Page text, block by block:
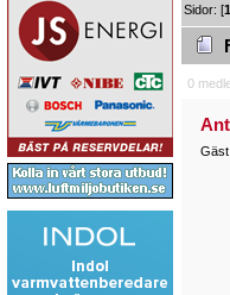
Sidor: [
0
Gäst